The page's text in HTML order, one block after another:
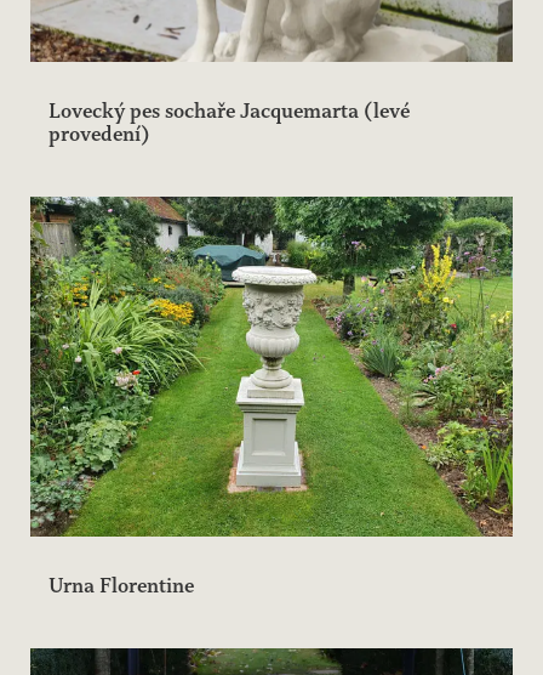
Lovecký pes sochaře Jacquemarta (levé
provedení)
Urna Florentine